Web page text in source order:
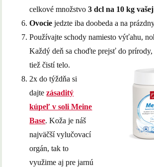
celkové množstvo3 dcl na 10 kg
Ovocie jedzte iba doobeda a na
Používajte schody namiesto výťahu,
Každý deň sa choďte prejsť do
tiež čistí telo.
2x do týždňa si
dajtezásaditý
kúpeľ v soli Meine
Base. Koža je náš
najväčší vylučovací
orgán, tak to
využime aj pre jarnú